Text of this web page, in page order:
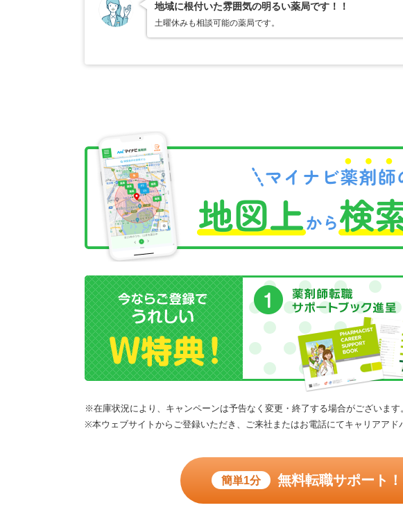
地域に根付いた雰囲気の明るい薬局です！！
土曜休みも相談可能の薬局です。
※在庫状況により、キャンペーンは予告なく変更・終了する場合がございます
※本ウェブサイトからご登録いただき、ご来社またはお電話にてキャリアアド
簡単1分 無料転職サポート